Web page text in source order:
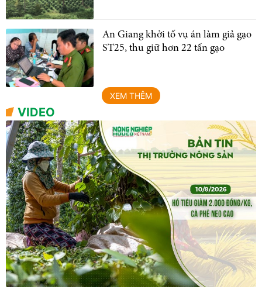
An Giang khởi tố vụ án làm giả gạo
ST25, thu giữ hơn 22 tấn gạo
XEM THÊM
VIDEO